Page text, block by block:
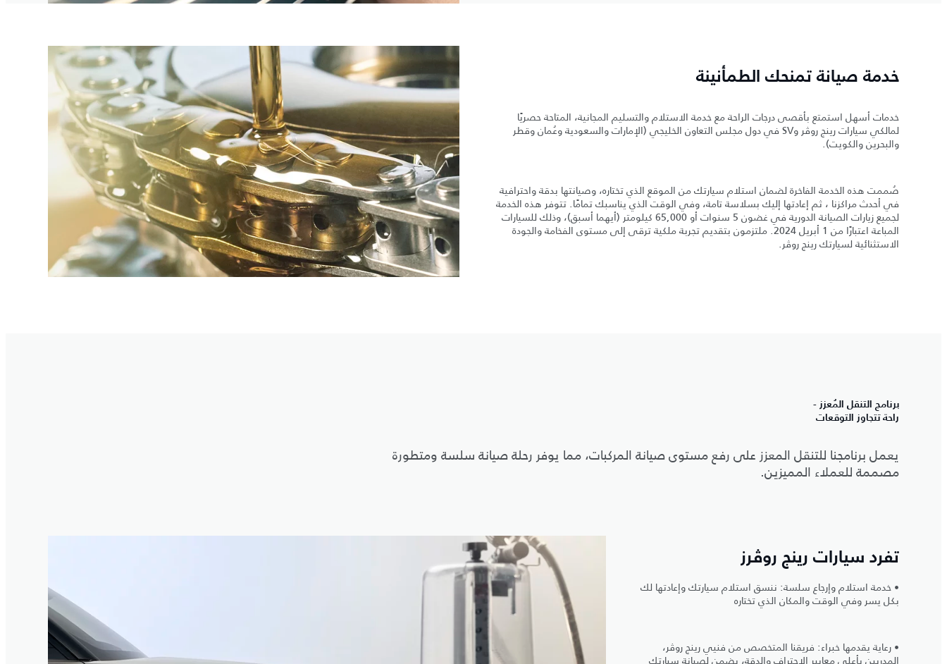
خدمة صيانة تمنحك الطمأنينة
خدمات أسهل استمتع بأقصى درجات الراحة مع خدمة الاستلام والتسليم المجانية، المتاحة حصريًا
لمالكي سيارات رينج روڤر وSV في دول مجلس التعاون الخليجي (الإمارات والسعودية وعُمان وقطر
والبحرين والكويت).
صُممت هذه الخدمة الفاخرة لضمان استلام سيارتك من الموقع الذي تختاره، وصيانتها بدقة واحترافية
في أحدث مراكزنا ، ثم إعادتها إليك بسلاسة تامة، وفي الوقت الذي يناسبك تمامًا. تتوفر هذه الخدمة
لجميع زيارات الصيانة الدورية في غضون 5 سنوات أو 65,000 كيلومتر (أيهما أسبق)، وذلك للسيارات
المباعة اعتبارًا من 1 أبريل 2024. ملتزمون بتقديم تجربة ملكية ترقى إلى مستوى الفخامة والجودة
الاستثنائية لسيارتك رينج روڤر.
برنامج التنقل المُعزز -
راحة تتجاوز التوقعات
يعمل برنامجنا للتنقل المعزز على رفع مستوى صيانة المركبات، مما يوفر رحلة صيانة سلسة ومتطورة
مصممة للعملاء المميزين.
تفرد سيارات رينج روڤرز
• خدمة استلام وإرجاع سلسة: ننسق استلام سيارتك وإعادتها لك
بكل يسر وفي الوقت والمكان الذي تختاره
• رعاية يقدمها خبراء: فريقنا المتخصص من فنيي رينج روڤر،
المدربين بأعلى معايير الاحتراف والدقة، يضمن لصيانة سيارتك